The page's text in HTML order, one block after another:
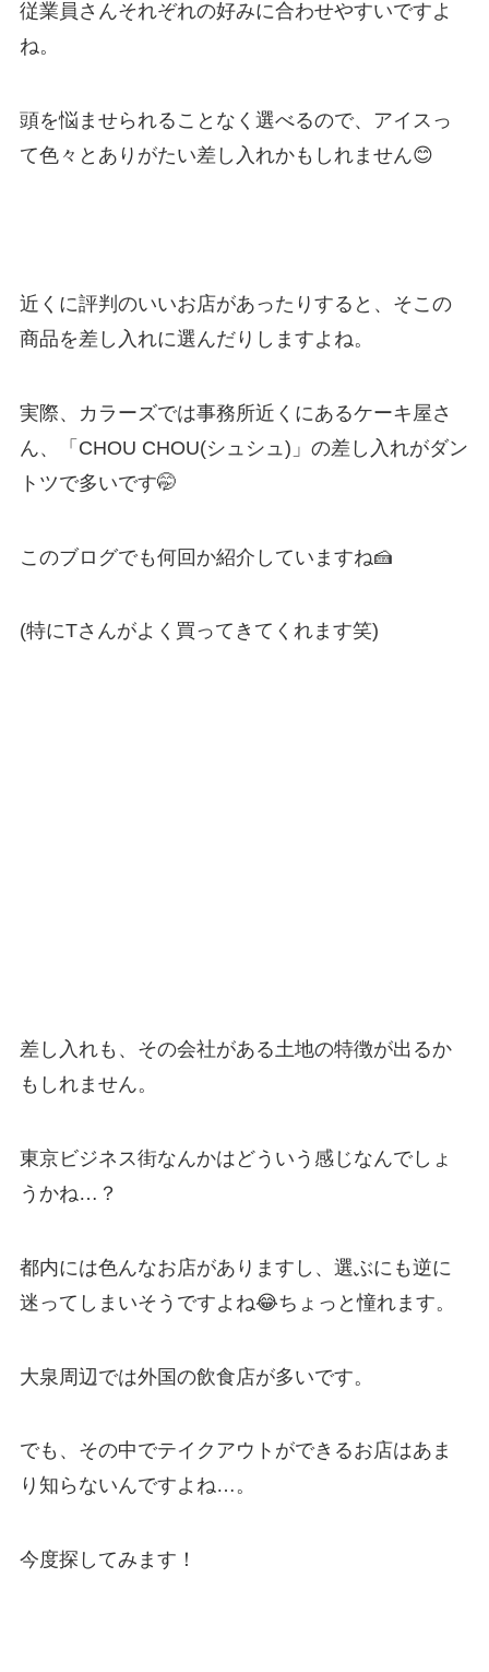
従業員さんそれぞれの好みに合わせやすいですよ
ね。
頭を悩ませられることなく選べるので、アイスっ
て色々とありがたい差し入れかもしれません😊
近くに評判のいいお店があったりすると、そこの
商品を差し入れに選んだりしますよね。
実際、カラーズでは事務所近くにあるケーキ屋さ
ん、「CHOU CHOU(シュシュ)」の差し入れがダン
トツで多いです🤭
このブログでも何回か紹介していますね🍰
(特にTさんがよく買ってきてくれます笑)
差し入れも、その会社がある土地の特徴が出るか
もしれません。
東京ビジネス街なんかはどういう感じなんでしょ
うかね…？
都内には色んなお店がありますし、選ぶにも逆に
迷ってしまいそうですよね😂ちょっと憧れます。
大泉周辺では外国の飲食店が多いです。
でも、その中でテイクアウトができるお店はあま
り知らないんですよね…。
今度探してみます！